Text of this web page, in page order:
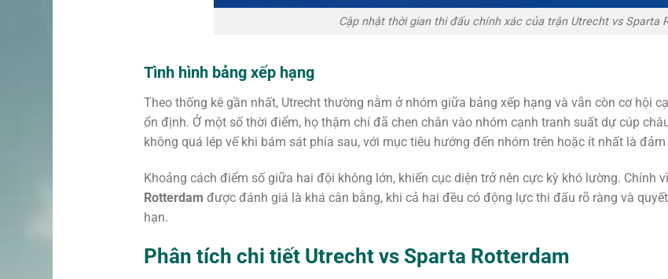
Cập nhật thời gian thi đấu chính xác của trận Utrecht vs Sparta
Tình hình bảng xếp hạng
Theo thống kê gần nhất, Utrecht thường nằm ở nhóm giữa bảng xếp hạng và vẫn còn cơ hội
ổn định. Ở một số thời điểm, họ thậm chí đã chen chân vào nhóm cạnh tranh suất dự cúp
không quá lép vế khi bám sát phía sau, với mục tiêu hướng đến nhóm trên hoặc ít nhất là
Khoảng cách điểm số giữa hai đội không lớn, khiến cục diện trở nên cực kỳ khó lường. Chính
Rotterdam được đánh giá là khá cân bằng, khi cả hai đều có động lực thi đấu rõ ràng và
hạn.
Phân tích chi tiết Utrecht vs Sparta Rotterdam